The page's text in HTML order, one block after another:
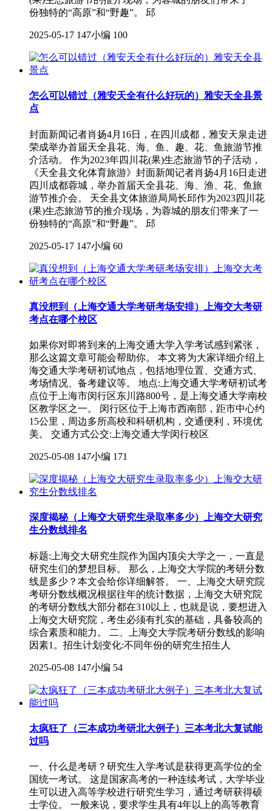
份独特的“高原”和“野趣”。 邱
2025-05-17 147小编 100
怎么可以错过（雅安天全有什么好玩的）雅安天全县景
点
封面新闻记者肖扬4月16日，在四川成都，雅安天泉走进
荣成举办首届天全县花、海、鱼、趣、花、鱼旅游节推
介活动。 作为2023年四川花(果)生态旅游节的子活动，
《天全县文化体育旅游》封面新闻记者肖扬4月16日走进
四川成都蓉城，举办首届天全县花、海、渔、花、鱼旅
游节推介会。 天全县文体旅游局局长邱作为2023四川花
(果)生态旅游节的推介现场，为蓉城的朋友们带来了一
份独特的“高原”和“野趣”。 邱
2025-05-17 147小编 60
真没想到（上海交通大学考研考场安排）上海交大考研
考点在哪个校区
如果你对即将到来的上海交通大学入学考试感到紧张，
那么这篇文章可能会帮助你。 本文将为大家详细介绍上
海交通大学考研初试地点，包括地理位置、交通方式、
考场情况、备考建议等。 地点:上海交通大学考研初试考
点位于上海市闵行区东川路800号，是上海交通大学南校
区教学区之一。 闵行区位于上海市西南部，距市中心约
15公里，周边多所高校和科研机构，交通便利，环境优
美。 交通方式公交:上海交通大学闵行校区
2025-05-08 147小编 171
深度揭秘（上海交大研究生录取率多少）上海交大研究
生分数线排名
标题:上海交大研究生院作为国内顶尖大学之一，一直是
研究生们的梦想目标。 那么，上海交大学院的考研分数
线是多少？本文会给你详细解答。 一、上海交大研究院
考研分数线概况根据往年的统计数据，上海交大研究院
的考研分数线大部分都在310以上，也就是说，要想进入
上海交大研究院，考生必须有扎实的基础，具备较高的
综合素质和能力。 二、上海交大学院考研分数线的影响
因素1。招生计划变化:不同年份的研究生招生人
2025-05-08 147小编 54
太疯狂了（三本成功考研北大例子）三本考北大复试能
过吗
一、什么是考研？研究生入学考试是获得更高学位的全
国统一考试。 这是国家高考的一种连续考试，大学毕业
生可以进入高等学校进行研究生学习，通过考研获得硕
士学位。 一般来说，要求学生具有4年以上的高等教育